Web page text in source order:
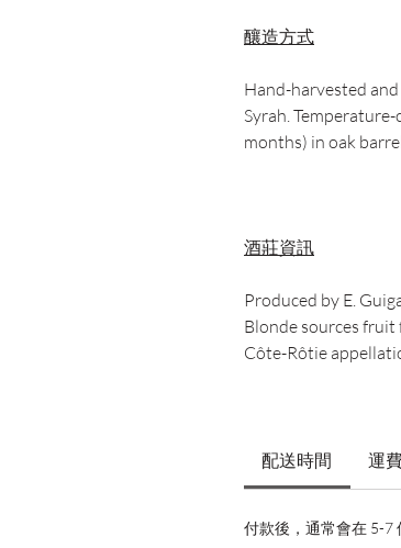
釀造方式
Hand-harvested
Syrah.
months) in oak
酒莊資訊
Produced by E.
Blonde sources
Côte-Rôtie
配送時間 運
付款後，通常會在 5-7